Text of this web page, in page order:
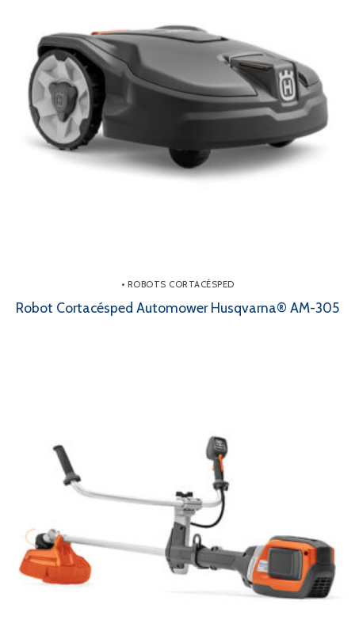
• ROBOTS CORTACÉSPED
Robot Cortacésped Automower Husqvarna® AM-305